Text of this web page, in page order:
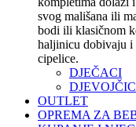
svog mališana ili
bodi ili klasičnom
haljinicu dobivaju i
cipelice.
DJEČACI
OUTLET
OPREMA ZA